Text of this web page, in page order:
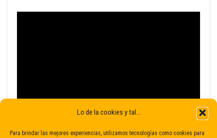
Lo de la cookies y tal...
Para brindar las mejores experiencias, utilizamos tecnologías como cookies para